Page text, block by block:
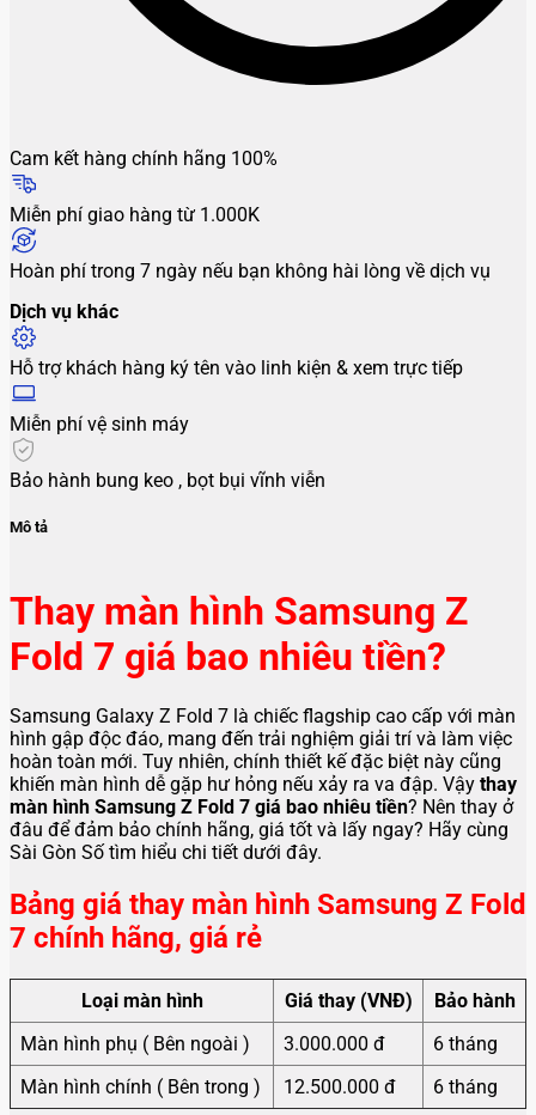
Cam kết hàng chính hãng 100%
Miễn phí giao hàng từ 1.000K
Hoàn phí trong 7 ngày nếu bạn không hài lòng về dịch vụ
Dịch vụ khác
Hỗ trợ khách hàng ký tên vào linh kiện & xem trực tiếp
Miễn phí vệ sinh máy
Bảo hành bung keo , bọt bụi vĩnh viễn
Mô tả
Thay màn hình Samsung Z
Fold 7 giá bao nhiêu tiền?
Samsung Galaxy Z Fold 7 là chiếc flagship cao cấp với màn
hình gập độc đáo, mang đến trải nghiệm giải trí và làm việc
hoàn toàn mới. Tuy nhiên, chính thiết kế đặc biệt này cũng
khiến màn hình dễ gặp hư hỏng nếu xảy ra va đập. Vậy thay
màn hình Samsung Z Fold 7 giá bao nhiêu tiền? Nên thay ở
đâu để đảm bảo chính hãng, giá tốt và lấy ngay? Hãy cùng
Sài Gòn Số tìm hiểu chi tiết dưới đây.
Bảng giá thay màn hình Samsung Z Fold
7 chính hãng, giá rẻ
Loại màn hình Giá thay (VNĐ)
Bảo hành
Màn hình phụ ( Bên ngoài )
3.000.000 đ
6 tháng
Màn hình chính ( Bên trong )
12.500.000 đ 6 tháng